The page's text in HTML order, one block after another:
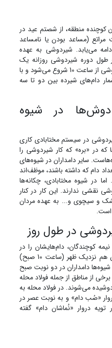
کوچنده منطقه، از شصتم عید در
(مساعد بودن یا نامساعد
مدت 60 تا 90 روز ادامه می‌یابد. شیردوشی به عهده
طول دوره شیردوشی روزانه یک
نوبت دام‌ها را می‌دوشند. شیر دوشی از ساعت 10 شروع می‌شود و با
دام‌های شیرده بین دو تا سه
در شیوه
در سیستم مختابادی کاری
در «بره» که کار شیردوشی را
سایر دامداران در شیوه‌های
دام که داشته باشند، موظف‌اند
در شیوه مختابادی، چکانه‌ها
نقشی ندارند. این کار در کنار
و سیچوی و... به عهده مردان
است.
کوچندگان، دام‌هایشان را در
طول شیردوشی تنها یک بار و آن هم نزدیک ظهر (ساعت 10 صبح)
دامداران در دو نوبت صبح
از مناطق از جمله فولاد محله
می‌شوند. در فولاد محله به
«صُب دام» و به نوبت عصر در
دروار «نُماشان دام» گفته